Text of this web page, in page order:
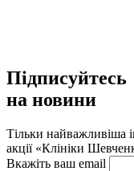
Підписуйтесь
на новини
Тільки найважливіша
акції «Клініки
Вкажіть ваш email